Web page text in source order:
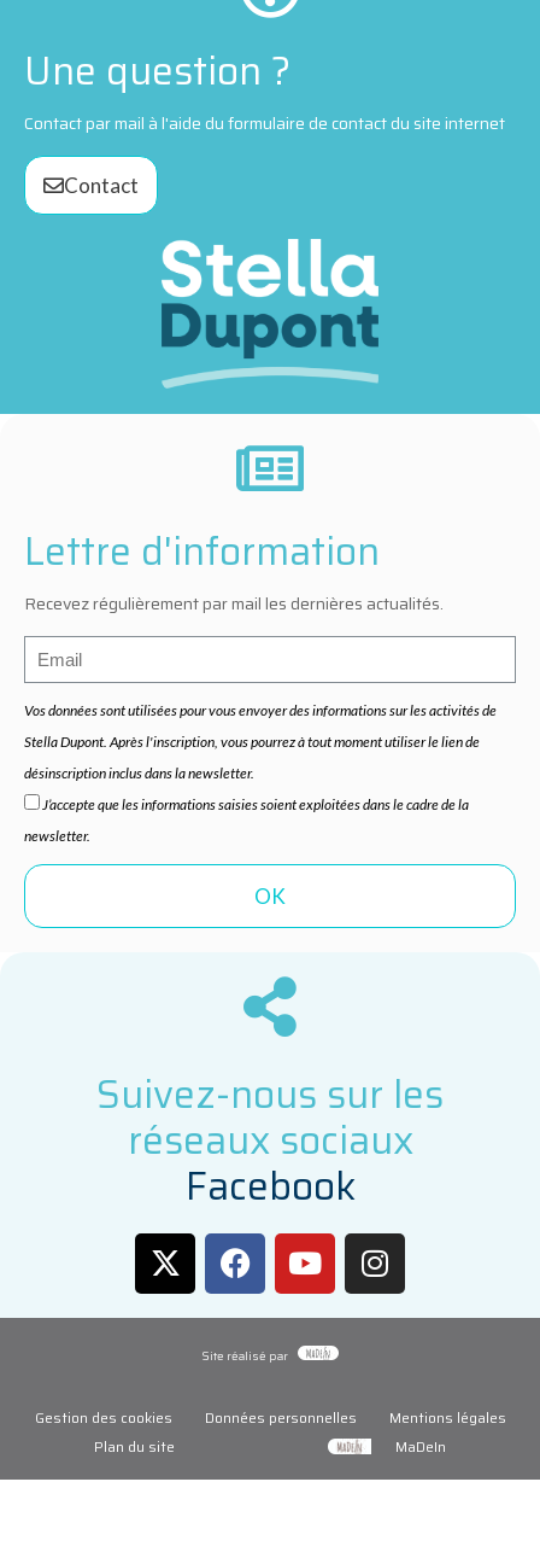
Une question ?
Contact par mail à l'aide du formulaire de contact du site internet
Contact
Lettre d'information
Recevez régulièrement par mail les dernières actualités.
Vos données sont utilisées pour vous envoyer des informations sur les activités de
Stella Dupont. Après l'inscription, vous pourrez à tout moment utiliser le lien de
désinscription inclus dans la newsletter.
J’accepte que les informations saisies soient exploitées dans le cadre de la
newsletter.
Suivez-nous sur les
réseaux sociaux
Facebook
Site réalisé par
Gestion des cookies Données personnelles
Mentions légales
Plan du site
MaDeIn